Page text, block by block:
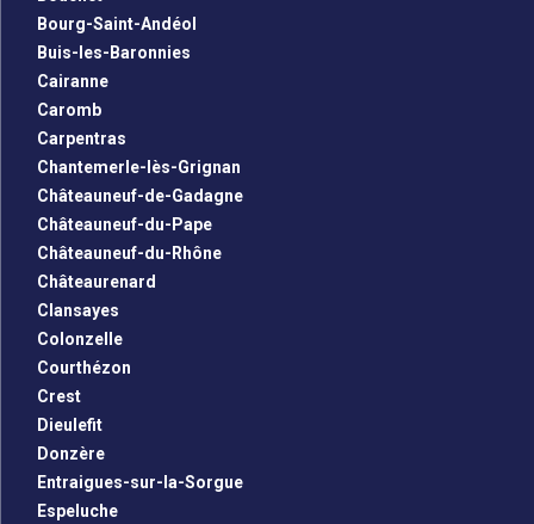
Bourg-Saint-Andéol
Buis-les-Baronnies
Cairanne
Caromb
Carpentras
Chantemerle-lès-Grignan
Châteauneuf-de-Gadagne
Châteauneuf-du-Pape
Châteauneuf-du-Rhône
Châteaurenard
Clansayes
Colonzelle
Courthézon
Crest
Dieulefit
Donzère
Entraigues-sur-la-Sorgue
Espeluche